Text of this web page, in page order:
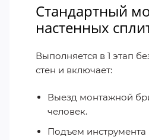
Стандартный
настенных
Выполняется в 1 этап
стен и включает:
Выезд монтажной
человек.
Подъем